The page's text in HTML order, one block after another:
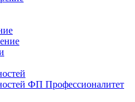
ФП Профессионалитет